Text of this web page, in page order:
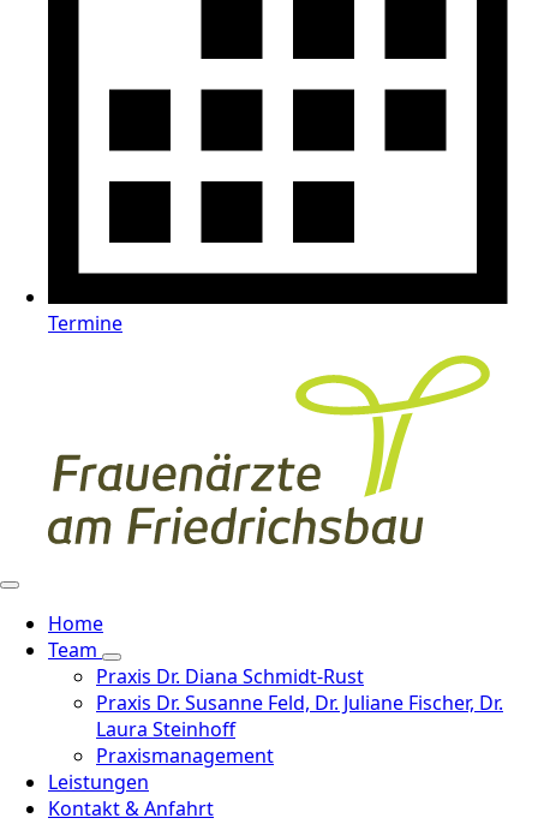
Termine
Home
Team
Praxis Dr. Diana Schmidt-Rust
Praxis Dr. Susanne Feld, Dr. Juliane Fischer, Dr.
Laura Steinhoff
Praxismanagement
Leistungen
Kontakt & Anfahrt